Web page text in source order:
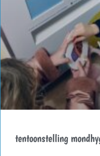
tentoonstelling